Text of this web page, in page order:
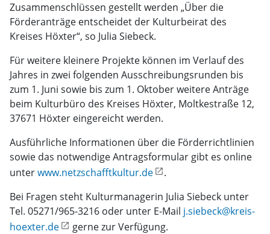
Zusammenschlüssen gestellt werden „Über die
Förderanträge entscheidet der Kulturbeirat des
Kreises Höxter“, so Julia Siebeck.
Für weitere kleinere Projekte können im Verlauf des
Jahres in zwei folgenden Ausschreibungsrunden bis
zum 1. Juni sowie bis zum 1. Oktober weitere Anträge
beim Kulturbüro des Kreises Höxter, Moltkestraße 12,
37671 Höxter eingereicht werden.
Ausführliche Informationen über die Förderrichtlinien
sowie das notwendige Antragsformular gibt es online
unterwww.netzschafftkultur.de
.
Bei Fragen steht Kulturmanagerin Julia Siebeck unter
Tel. 05271/965-3216 oder unter E-Mail j.siebeck@kreis-
hoexter.de
gerne zur Verfügung.